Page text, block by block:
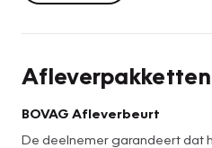
RDW teller rapport en
Voor meer informatie over
53180775 Ook evt. 's Avonds
Afleverpakketten
BOVAG Afleverbeurt
De deelnemer garandeert dat